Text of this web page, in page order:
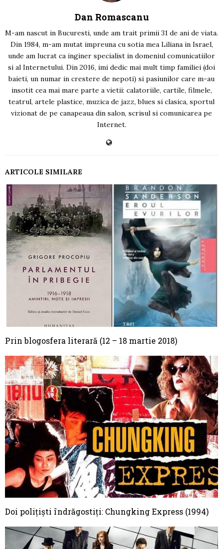
Dan Romascanu
M-am nascut in Bucuresti, unde am trait primii 31 de ani de viata.
Din 1984, m-am mutat impreuna cu sotia mea Liliana in Israel,
unde am lucrat ca inginer specialist in domeniul comunicatiilor
si al Internetului. Din 2016, imi dedic mai mult timp familiei (doi
baieti, un numar in crestere de nepoti) si pasiunilor care m-au
insotit cea mai mare parte a vietii: calatoriile, cartile, filmele,
teatrul, artele plastice, muzica de jazz, blues si clasica, sportul
vizionat de pe canapeaua din salon, scrisul si comunicarea pe
Internet.
ARTICOLE SIMILARE
Prin blogosfera literară (12 – 18 martie 2018)
Doi polițiști îndrăgostiți: Chungking Express (1994)